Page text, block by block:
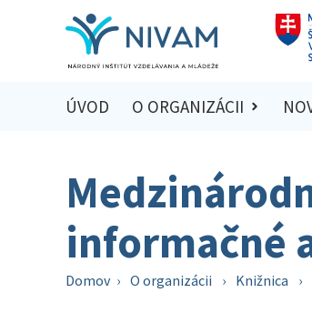
ÚVOD O ORGANIZÁCII
informačné
Domov › O organizácii › Knižnica ›